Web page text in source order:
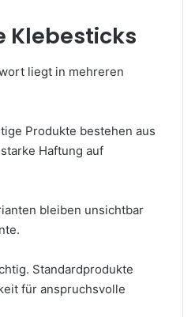
Klebesticks
liegt in mehreren
Produkte bestehen aus
Haftung auf
bleiben unsichtbar
Standardprodukte
für anspruchsvolle